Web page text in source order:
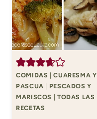
COMIDAS |CUARESMA Y
PASCUA | PESCADOS Y
MARISCOS | TODAS LAS
RECETAS